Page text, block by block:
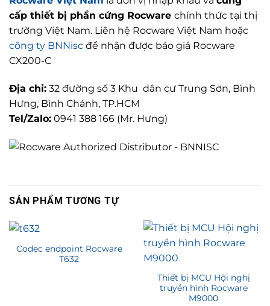
cấp thiết bị phần cứng Rocware chính thức tại thị
trường Việt Nam. Liên hệ Rocware Việt Nam hoặc
công ty BNNisc để nhận được báo giá Rocware
CX200-C
Địa chỉ: 32 đường số 3 Khu dân cư Trung Sơn, Bình
Hưng, Bình Chánh, TP.HCM
Tel/Zalo: 0941 388 166 (Mr. Hưng)
SẢN PHẨM TƯƠNG TỰ
Codec endpoint Rocware
T632
Thiết bị MCU Hội nghị
truyền hình Rocware
M9000